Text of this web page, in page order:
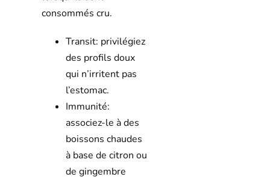
consommés cru.
Transit: privilégiez
des profils doux
qui n’irritent pas
l’estomac.
Immunité:
associez-le à des
boissons chaudes
à base de citron ou
de gingembre